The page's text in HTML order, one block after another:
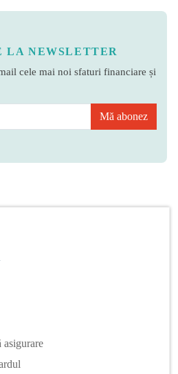
LA NEWSLETTER
cele mai noi sfaturi financiare și
Mă abonez
asigurare